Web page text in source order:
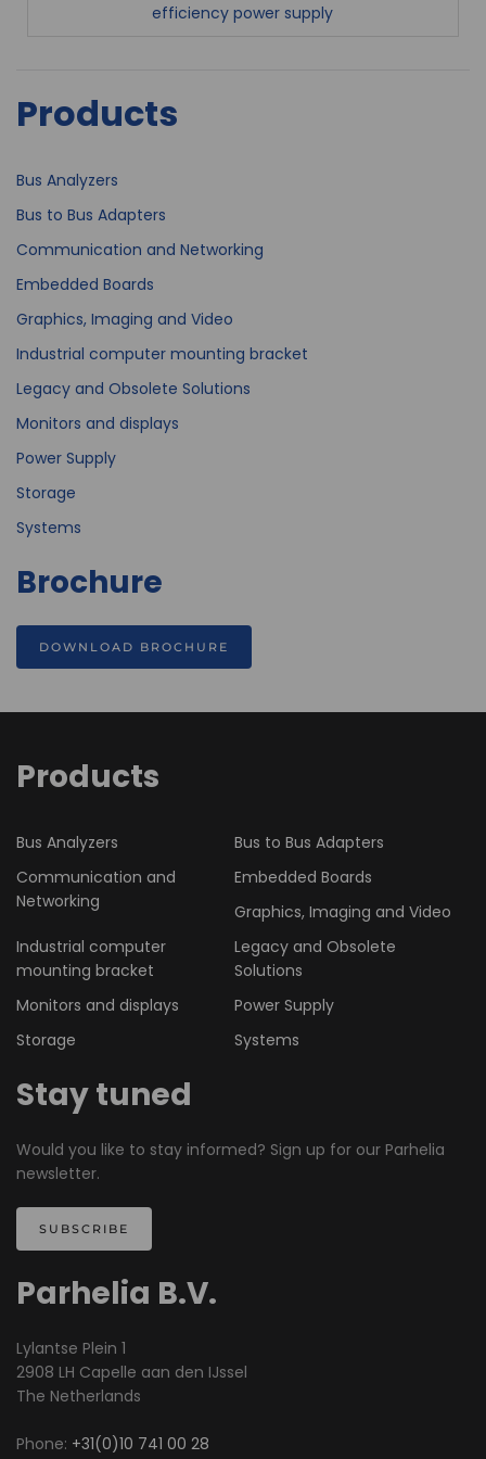
efficiency power supply
Products
Bus Analyzers
Bus to Bus Adapters
Communication and Networking
Embedded Boards
Graphics, Imaging and Video
Industrial computer mounting bracket
Legacy and Obsolete Solutions
Monitors and displays
Power Supply
Storage
Systems
Brochure
DOWNLOAD BROCHURE
Products
Bus Analyzers
Bus to Bus Adapters
Communication and
Networking
Embedded Boards
Graphics, Imaging and Video
Industrial computer
mounting bracket
Legacy and Obsolete
Solutions
Monitors and displays
Power Supply
Storage
Systems
Stay tuned
Would you like to stay informed? Sign up for our Parhelia
newsletter.
SUBSCRIBE
Parhelia B.V.
Lylantse Plein 1
2908 LH Capelle aan den IJssel
The Netherlands
Phone: +31(0)10 741 00 28